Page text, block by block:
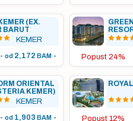
(EX.
BARUT
KEMER
- od 2,172 BAM -
ORIENTAL
KEMER)
KEMER
- od 1,903 BAM -
Popust 24%
Popust 12%